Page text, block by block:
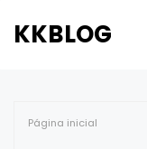
KKBLOG
Página inicial